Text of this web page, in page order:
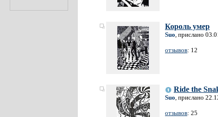
Король умер
Suo, прислано
отзывов: 12
Ride the
Suo, прислано
отзывов: 25